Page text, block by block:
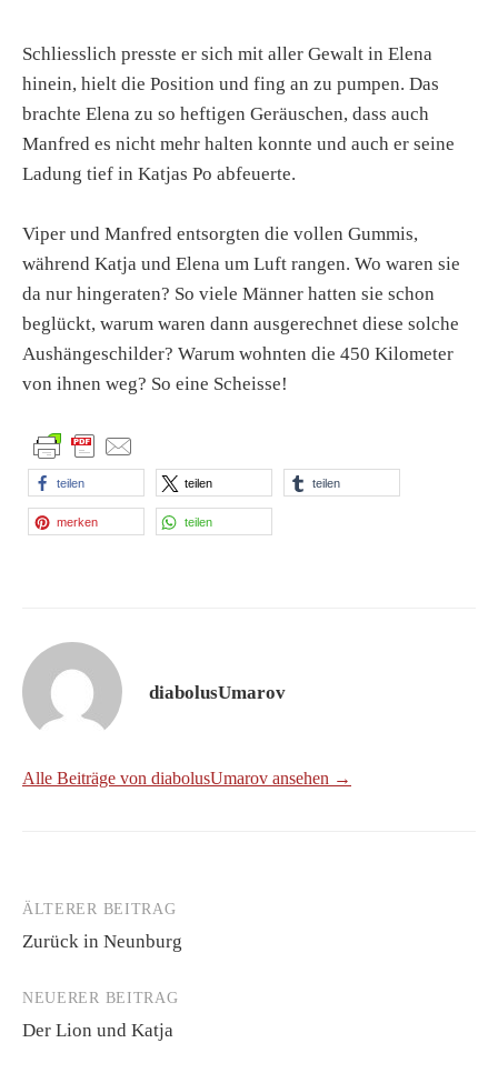
Schliesslich presste er sich mit aller Gewalt in Elena
hinein, hielt die Position und fing an zu pumpen. Das
brachte Elena zu so heftigen Geräuschen, dass auch
Manfred es nicht mehr halten konnte und auch er seine
Ladung tief in Katjas Po abfeuerte.
Viper und Manfred entsorgten die vollen Gummis,
während Katja und Elena um Luft rangen. Wo waren sie
da nur hingeraten? So viele Männer hatten sie schon
beglückt, warum waren dann ausgerechnet diese solche
Aushängeschilder? Warum wohnten die 450 Kilometer
von ihnen weg? So eine Scheisse!
teilen teilen teilen
merken teilen
diabolusUmarov
Alle Beiträge von diabolusUmarov ansehen →
Beitrags-
Navigation
ÄLTERER BEITRAG
Zurück in Neunburg
NEUERER BEITRAG
Der Lion und Katja